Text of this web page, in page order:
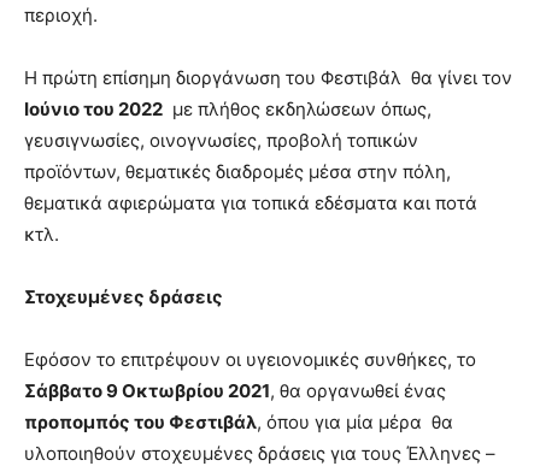
περιοχή.
Η πρώτη επίσημη διοργάνωση του Φεστιβάλ θα γίνει τον
Ιούνιο του 2022 με πλήθος εκδηλώσεων όπως,
γευσιγνωσίες, οινογνωσίες, προβολή τοπικών
προϊόντων, θεματικές διαδρομές μέσα στην πόλη,
θεματικά αφιερώματα για τοπικά εδέσματα και ποτά
κτλ.
Στοχευμένες δράσεις
Εφόσον το επιτρέψουν οι υγειονομικές συνθήκες, το
Σάββατο 9 Οκτωβρίου 2021, θα οργανωθεί ένας
προπομπός του Φεστιβάλ, όπου για μία μέρα θα
υλοποιηθούν στοχευμένες δράσεις για τους Έλληνες –